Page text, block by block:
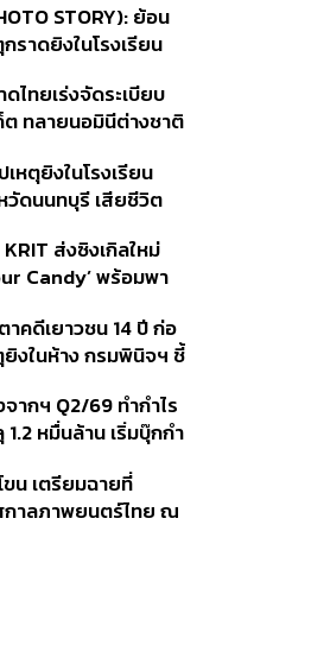
นธ์สุด Toxic
STORY): ย้อน
กราดยิงในโรงเรียน
รียน
ดไทยเร่งจัดระเบียบ
ต ทลายนอมินีต่างชาติ
เคลียร์ใบอนุญาต
แรมค้าง 7 ปี
เหตุยิงในโรงเรียน
วัดนนทบุรี เสียชีวิต
นประวัติคดีกราดยิงที่
ฐฯ
KRIT ส่งซิงเกิลใหม่
Candy’ พร้อมพา
ดีโอ
าคดีเยาวชน 14 ปี ก่อ
ยิงในห้าง กรมพินิจฯ ชี้
ง ประเมินปล่อยตัว
จากฯ Q2/69 ทำกำไร
1.2 หมื่นล้าน เริ่มบุ๊กกำ
หนุนรายได้ครึ่งปีทะลุ
แสนล้าน
ขน เตรียมฉายที่
กาลภาพยนตร์ไทย ณ